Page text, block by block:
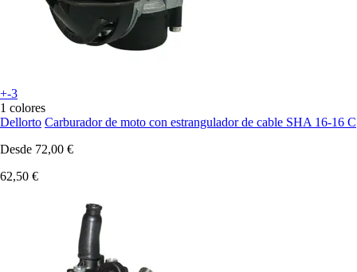
+-3
1 colores
Dellorto Carburador de moto con estrangulador de cable SHA 16-16 C
Desde 72,00 €
62,50 €